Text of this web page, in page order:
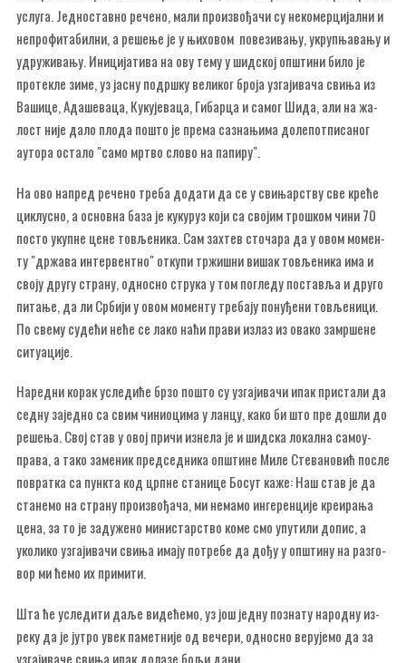
услу­га. Јед­но­став­но ре­че­но, ма­ли про­из­во­ђа­чи су не­ко­мер­ци­јал­ни и
не­про­фи­та­бил­ни, а ре­ше­ње је у њи­хо­вом по­ве­зи­ва­њу, укруп­ња­ва­њу и
удру­жи­ва­њу. Ини­ци­ја­ти­ва на ову те­му у шид­ској оп­шти­ни би­ло је
про­те­кле зи­ме, уз ја­сну по­др­шку ве­ли­ког бро­ја уз­га­ји­ва­ча сви­ња из
Ва­ши­це, Ада­ше­ва­ца, Ку­ку­је­ва­ца, Ги­бар­ца и са­мог Ши­да, али на жа­
лост ни­је да­ло пло­да по­што је пре­ма са­зна­њи­ма до­ле­пот­пи­са­ног
ауто­ра оста­ло "са­мо мр­тво сло­во на па­пи­ру".
На ово на­пред ре­че­но тре­ба до­да­ти да се у сви­њар­ству све кре­ће
ци­клу­сно, а основ­на ба­за је ку­ку­руз ко­ји са сво­јим тро­шком чи­ни 70
по­сто укуп­не це­не то­вље­ни­ка. Сам зах­тев сто­ча­ра да у овом мо­мен­
ту "др­жа­ва ин­тер­вент­но" от­ку­пи тр­жи­шни ви­шак то­вље­ни­ка има и
сво­ју дру­гу стра­ну, од­но­сно стру­ка у том по­гле­ду по­ста­вља и дру­го
пи­та­ње, да ли Ср­би­ји у овом мо­мен­ту тре­ба­ју по­ну­ђе­ни то­вље­ни­ци.
По све­му су­де­ћи не­ће се ла­ко на­ћи пра­ви из­лаз из ова­ко за­мр­ше­не
си­ту­а­ци­је.
На­ред­ни ко­рак усле­ди­ће бр­зо по­што су уз­га­ји­ва­чи ипак при­ста­ли да
сед­ну за­јед­но са свим чи­ни­о­ци­ма у лан­цу, ка­ко би што пре до­шли до
ре­ше­ња. Свој став у овој при­чи из­не­ла је и шид­ска ло­кал­на са­мо­у­
пра­ва, а та­ко за­ме­ник пред­сед­ни­ка оп­шти­не Ми­ле Сте­ва­но­вић по­сле
по­врат­ка са пунк­та код црп­не ста­ни­це Бо­сут ка­же: Наш став је да
ста­не­мо на стра­ну про­из­во­ђа­ча, ми не­ма­мо ин­ге­рен­ци­је кре­и­ра­ња
це­на, за то је за­ду­же­но ми­ни­стар­ство ко­ме смо упу­ти­ли до­пис, а
уко­ли­ко уз­га­ји­ва­чи сви­ња има­ју по­тре­бе да до­ђу у оп­шти­ну на раз­го­
вор ми ће­мо их при­ми­ти.
Шта ће усле­ди­ти да­ље ви­де­ће­мо, уз још јед­ну по­зна­ту на­род­ну из­
ре­ку да је ју­тро увек па­мет­ни­је од ве­че­ри, од­но­сно ве­ру­је­мо да за
уз­га­ји­ва­че сви­ња ипак до­ла­зе бо­љи да­ни.